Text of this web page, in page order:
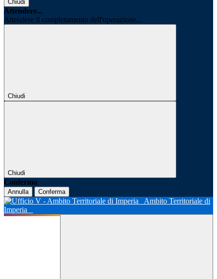
Chiudi
Attendere...
Attendere il completamento dell'operazione...
Chiudi
Chiudi
Conferma
Annulla Conferma
Ambito Territoriale di
Imperia